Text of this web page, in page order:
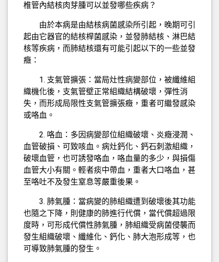
椎管內結核肉芽腫可以並發哪些疾病？
由於本病是由結核病菌感染所引起，晚期可引
起由它器官的結核桿菌感染，並發肺結核、淋巴結
核等疾病，而肺結核還有可能引起以下的一些並發
癥：
1. 支氣管擴張：當局灶性病變部位，被纖維組
織機化後，支氣管壁正常組織結構破壞，彈性消
失，而形成局限性支氣管擴張癥，重者可繼發感染
或咯血。
2. 咯血：多因病變部位組織破壞、炎癥浸潤、
血管破損、可致咳血。病灶鈣化、鈣石刺激組織，
破壞血管，也可誘發咯血，咯血量的多少，與損傷
血管大小有關。輕者痰中帶血，重者大口咯血，甚
至咯吐不及發生窒息等嚴重後果。
3. 肺氣腫：當病變的肺組織遭到破壞後其功能
也隨之下降，則健康的肺進行代償，當代償超過限
度時，可形成代償性肺氣腫，肺組織受病菌侵襲而
發生組織破壞、纖維化、鈣化、肺大泡形成等，也
可導致肺氣腫的發生。